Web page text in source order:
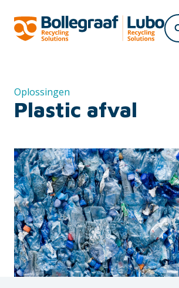
Oplossingen
Plastic afval